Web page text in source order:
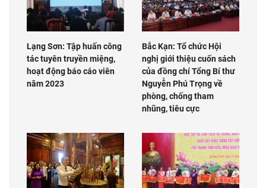
Lạng Sơn: Tập huấn công
tác tuyên truyền miệng,
hoạt động báo cáo viên
năm 2023
Bắc Kạn: Tổ chức Hội
nghị giới thiệu cuốn sách
của đồng chí Tổng Bí thư
Nguyễn Phú Trọng về
phòng, chống tham
nhũng, tiêu cực